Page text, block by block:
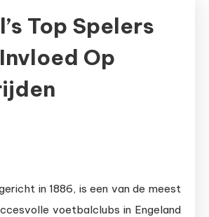
Top Spelers
Op
in 1886, is een van de meest
voetbalclubs in Engeland